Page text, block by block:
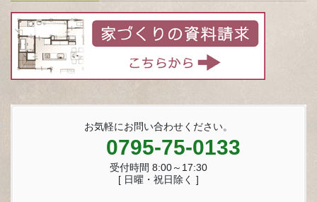
お気軽にお問い合わせください。
0795-75-0133
受付時間 8:00～17:30
[ 日曜・祝日除く ]